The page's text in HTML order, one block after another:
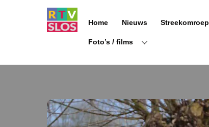
Home Nieuws Streekomroep
Foto’s / films